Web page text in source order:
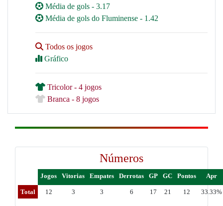
Média de gols - 3.17
Média de gols do Fluminense - 1.42
Todos os jogos
Gráfico
Tricolor - 4 jogos
Branca - 8 jogos
Números
Jogos Vitorias Empates Derrotas GP GC Pontos Apr
Total 12 3 3 6 17 21 12 33.33%